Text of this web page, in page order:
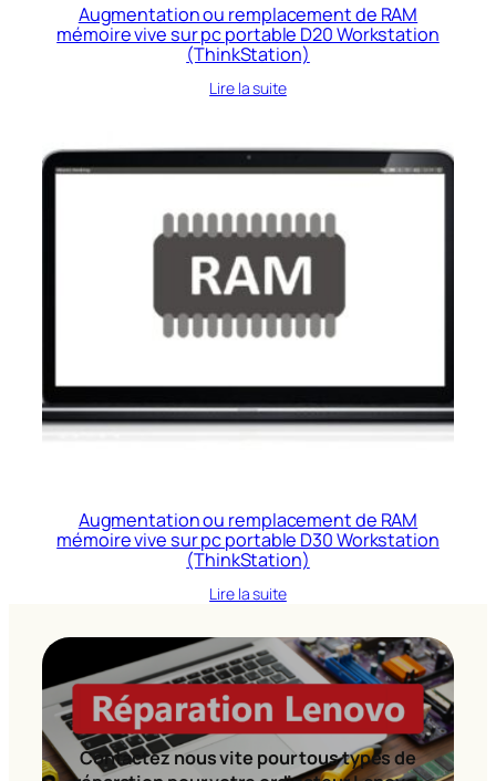
Augmentation ou remplacement de RAM
mémoire vive sur pc portable D20 Workstation
(ThinkStation)
Lire la suite
Augmentation ou remplacement de RAM
mémoire vive sur pc portable D30 Workstation
(ThinkStation)
Lire la suite
Contactez nous vite pour tous types de